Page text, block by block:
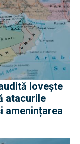
lovește
atacurile
amenințarea